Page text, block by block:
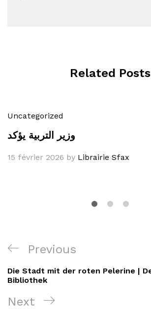
Related Posts
Uncategorized
وزير التربية يؤكد
15 février 2026 by Librairie Sfax
Navigation
de
l’article
Previous
Post
Previous
Die Stadt mit der roten Pelerine |
Bibliothek
Next
Next